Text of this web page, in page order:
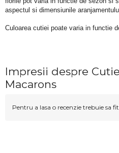
aspectul si dimensiunile
Culoarea cutiei poate varia in functie
Impresii despre
Macarons
Pentru a lasa o recenzie trebuie sa